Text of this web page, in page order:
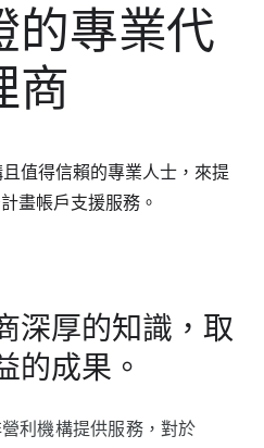
的專業代
商
值得信賴的專業人士，來提
畫帳戶支援服務。
深厚的知識，取
的成果。
利機構提供服務，對於